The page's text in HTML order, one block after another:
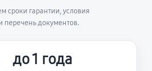
сроки гарантии, условия
перечень документов.
до 1 года